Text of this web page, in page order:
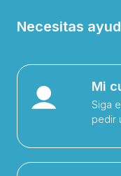
Necesitas
Mi
Siga
pedir